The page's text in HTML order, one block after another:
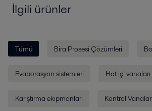
İlgili ürünler
Tümü Bira Prosesi Çözümleri
Evaporasyon sistemleri Hat içi vanaları
Karıştırma ekipmanları Kontrol Vanaları